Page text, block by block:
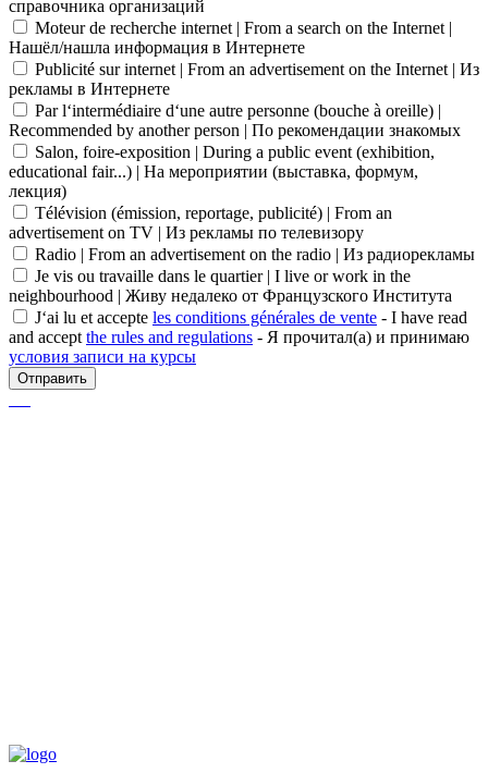
справочника организаций
Moteur de recherche internet | From a search on the Internet |
Нашёл/нашла информация в Интернете
Publicité sur internet | From an advertisement on the Internet | Из
рекламы в Интернете
Par l‘intermédiaire d‘une autre personne (bouche à oreille) |
Recommended by another person | По рекомендации знакомых
Salon, foire-exposition | During a public event (exhibition,
educational fair...) | На мероприятии (выставка, формум,
лекция)
Télévision (émission, reportage, publicité) | From an
advertisement on TV | Из рекламы по телевизору
Radio | From an advertisement on the radio | Из радиорекламы
Je vis ou travaille dans le quartier | I live or work in the
neighbourhood | Живу недалеко от Французского Института
J‘ai lu et accepte les conditions générales de vente - I have read
and accept the rules and regulations - Я прочитал(а) и принимаю
условия записи на курсы
Отправить